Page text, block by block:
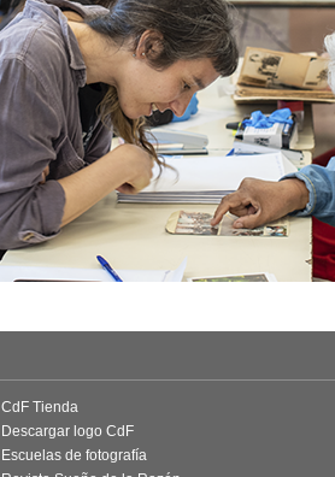
CdF Tienda
Descargar logo CdF
Escuelas de fotografía